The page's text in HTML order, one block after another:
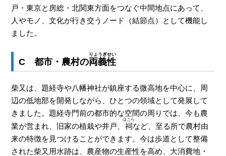
戸・東京と房総・北関東方面をつなぐ中間地点にあって、
人やモノ、文化が行き交うノード（結節点）として機能し
ました。
C 都市・農村の両義性
りょうぎせい
柴又は、題経寺や八幡神社が鎮座する微高地を中心に、周
辺の低地部を開発しながら、ひとつの領域として発展して
きました。題経寺門前の都市的な空間の周りでは、今も農
業が営まれ、旧家の植栽や井戸、 祠
ほこら
など、至る所で農村由
来の特徴を見つけることができます。今は歩道として整備
された柴又用水跡は、農産物の生産性を高め、大消費地・